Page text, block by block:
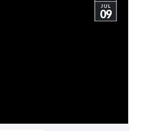
JUL
09